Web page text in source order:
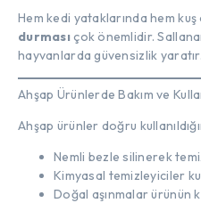
Hem kedi yataklarında hem
durmasıçok önemlidir.
hayvanlarda güvensizlik yaratır.
Ahşap Ürünlerde Bakım ve
Ahşap ürünler doğru
Nemli bezle silinerek
Kimyasal temizleyiciler
Doğal aşınmalar ürünün